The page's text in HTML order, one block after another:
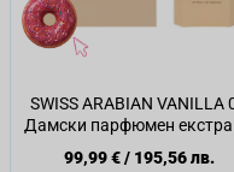
SWISS ARABIAN VANILLA
Дамски парфюмен
50мл.
99,99 €/ 195,56 лв.